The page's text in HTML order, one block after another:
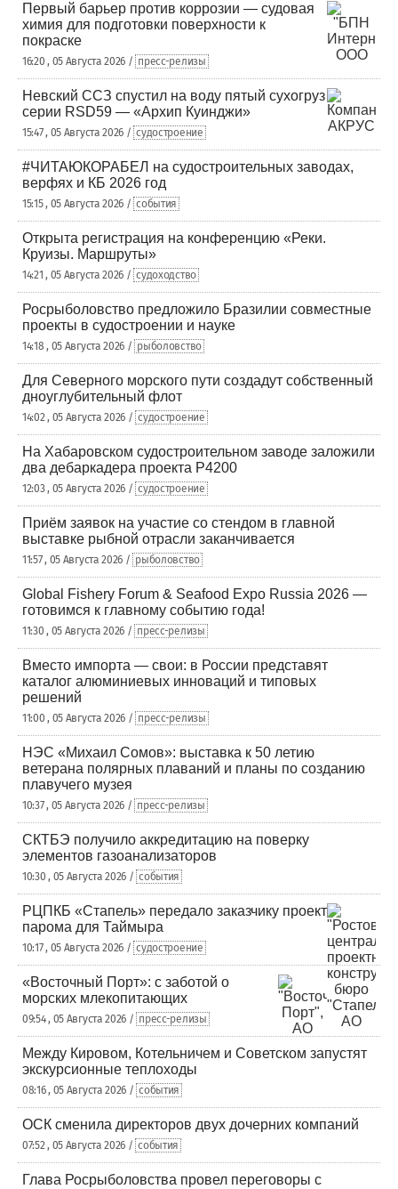
Первый барьер против коррозии — судовая
химия для подготовки поверхности к
покраске
16:20 , 05 Августа 2026 / пресс-релизы
Невский ССЗ спустил на воду пятый сухогруз
серии RSD59 — «Архип Куинджи»
15:47 , 05 Августа 2026 / судостроение
#ЧИТАЮКОРАБЕЛ на судостроительных заводах,
верфях и КБ 2026 год
15:15 , 05 Августа 2026 / события
Открыта регистрация на конференцию «Реки.
Круизы. Маршруты»
14:21 , 05 Августа 2026 / судоходство
Росрыболовство предложило Бразилии совместные
проекты в судостроении и науке
14:18 , 05 Августа 2026 / рыболовство
Для Северного морского пути создадут собственный
дноуглубительный флот
14:02 , 05 Августа 2026 / судостроение
На Хабаровском судостроительном заводе заложили
два дебаркадера проекта Р4200
12:03 , 05 Августа 2026 / судостроение
Приём заявок на участие со стендом в главной
выставке рыбной отрасли заканчивается
11:57 , 05 Августа 2026 / рыболовство
Global Fishery Forum & Seafood Expo Russia 2026 —
готовимся к главному событию года!
11:30 , 05 Августа 2026 / пресс-релизы
Вместо импорта — свои: в России представят
каталог алюминиевых инноваций и типовых
решений
11:00 , 05 Августа 2026 / пресс-релизы
НЭС «Михаил Сомов»: выставка к 50 летию
ветерана полярных плаваний и планы по созданию
плавучего музея
10:37 , 05 Августа 2026 / пресс-релизы
СКТБЭ получило аккредитацию на поверку
элементов газоанализаторов
10:30 , 05 Августа 2026 / события
РЦПКБ «Стапель» передало заказчику проект
парома для Таймыра
10:17 , 05 Августа 2026 / судостроение
«Восточный Порт»: с заботой о
морских млекопитающих
09:54 , 05 Августа 2026 / пресс-релизы
Между Кировом, Котельничем и Советском запустят
экскурсионные теплоходы
08:16 , 05 Августа 2026 / события
ОСК сменила директоров двух дочерних компаний
07:52 , 05 Августа 2026 / события
Глава Росрыболовства провел переговоры с